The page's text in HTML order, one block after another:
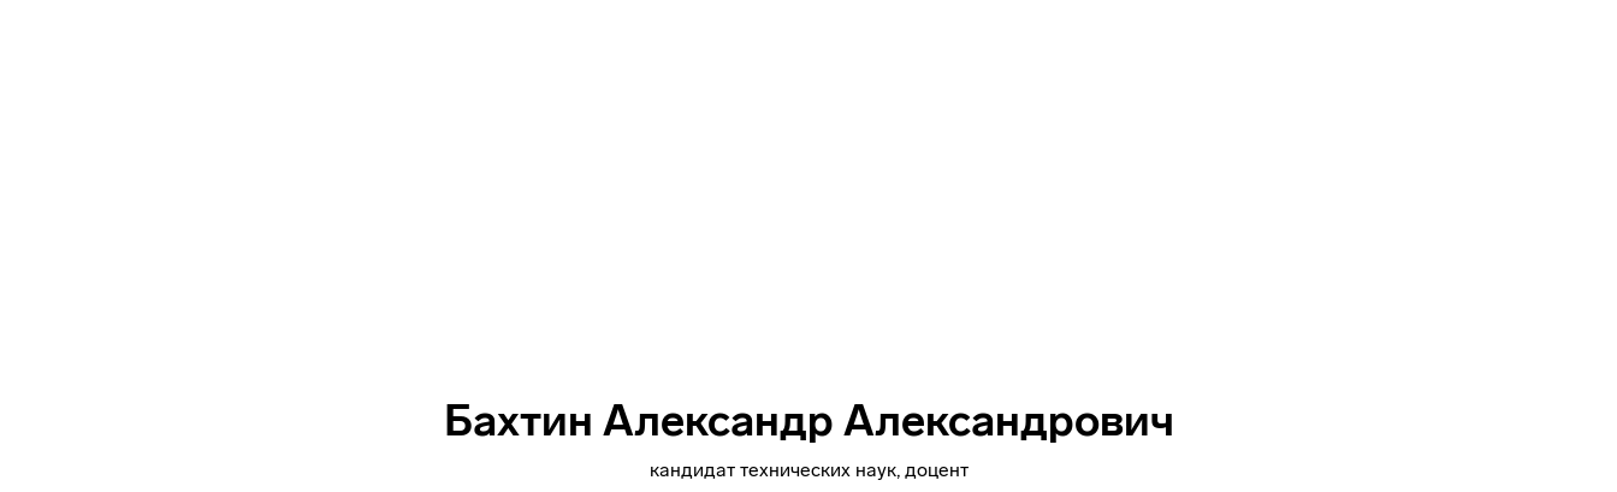
Бахтин Александр Александрович
кандидат технических наук, доцент